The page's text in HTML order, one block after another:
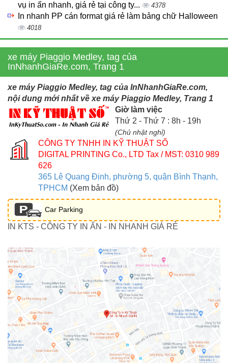
vụ in ấn nhanh, giá rẻ tại công ty...
4378
In nhanh PP cán format giá rẻ làm bảng chữ Halloween
4018
xe máy Piaggio Medley, tag của
InNhanhGiaRe.com, Trang 1
xe máy Piaggio Medley, tag của InNhanhGiaRe.com,
nội dung mới nhất về xe máy Piaggio Medley, Trang 1
Giờ làm việc
Thứ 2 - Thứ 7 : 8h - 19h
(Chủ nhật nghỉ)
CÔNG TY TNHH IN KỸ THUẬT SỐ
DIGITAL PRINTING Co., LTD Tax / MST: 0310 989
626
365 Lê Quang Định, phường 5, quận Bình Thạnh,
TPHCM (Xem bản đồ)
Car Parking
IN KTS - CÔNG TY IN ẤN - IN NHANH GIÁ RẺ